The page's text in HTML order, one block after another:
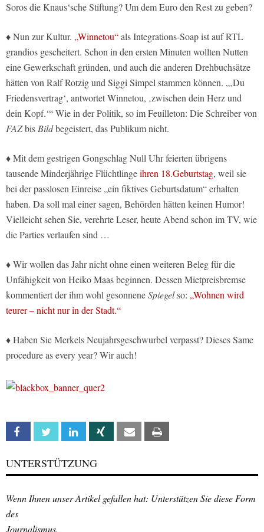
Soros die Knaus‘sche Stiftung? Um dem Euro den Rest zu geben?
♦ Nun zur Kultur. „Winnetou“als Integrations-Soap ist auf RTL
grandios gescheitert. Schon in den ersten Minuten wollten Nutten
eine Gewerkschaft gründen, und auch die anderen Drehbuchsätze
hätten von Ralf Rotzig und Siggi Simpel stammen können. „‚Du
Friedensvertrag‘, antwortet Winnetou, ‚zwischen dein Herz und
dein Kopf.‘“ Wie in der Politik, so im Feuilleton: Die Schreiber von
FAZbisBildbegeistert, das Publikum nicht.
♦ Mit dem gestrigen Gongschlag Null Uhr feierten übrigens
tausende Minderjährige Flüchtlingeihren 18.Geburtstag, weil sie
bei der passlosen Einreise „ein fiktives Geburtsdatum“ erhalten
haben. Da soll mal einer sagen, Behörden hätten keinen Humor!
Vielleicht sehen Sie, verehrte Leser, heute Abend schon im TV, wie
die Parties verlaufen sind …
♦ Wir wollen das Jahr nicht ohne einen weiteren Beleg für die
Unfähigkeit von Heiko Maas beginnen. Dessen Mietpreisbremse
kommentiert der ihm wohl gesonneneSpiegelso: „Wohnen wird
teurer – nicht nur in der Stadt.“
♦ Haben Sie Merkels Neujahrsgeschwurbel verpasst? Dieses Same
procedure as every year? Wir auch!
Facebook Twitter Linkedin Xing Email
UNTERSTÜTZUNG
Wenn Ihnen unser Artikel gefallen hat: Unterstützen Sie diese Form
des
Journalismus.